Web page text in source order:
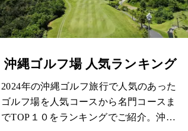
沖縄ゴルフ場 人気ランキング
2024年の沖縄ゴルフ旅行で人気のあった
ゴルフ場を人気コースから名門コースま
でTOP１０をランキングでご紹介。沖…